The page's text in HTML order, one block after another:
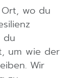
wo du
du
um wie der
Wir